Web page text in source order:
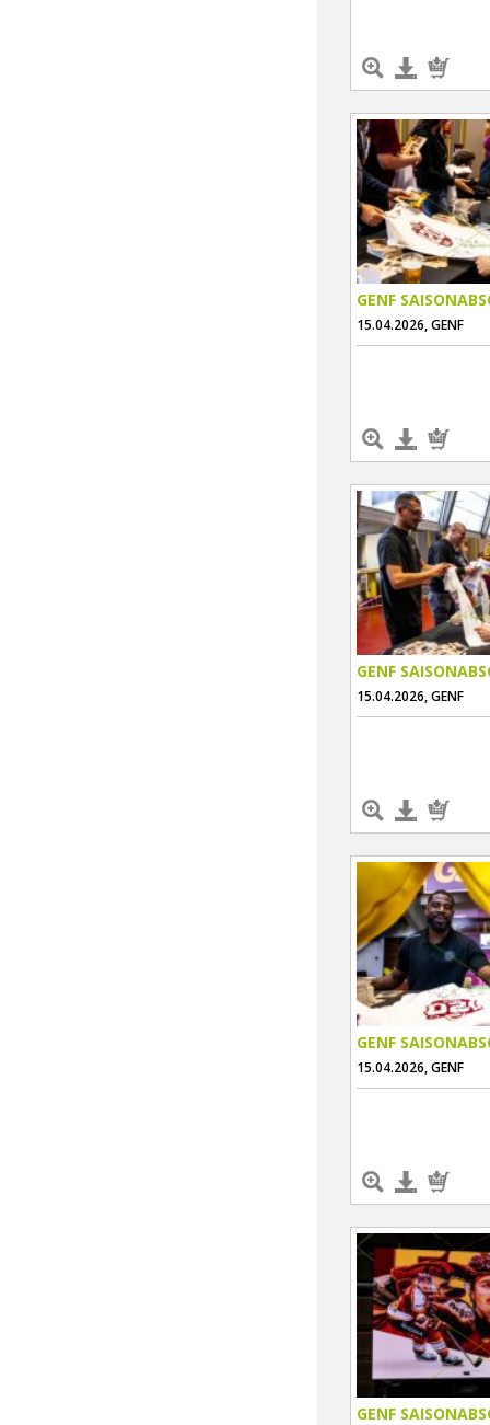
GENF
15.04.2026, GENF
GENF
15.04.2026, GENF
GENF
15.04.2026, GENF
GENF